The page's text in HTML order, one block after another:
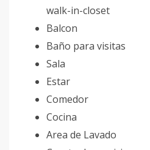
walk-in-closet
Balcon
Baño para visitas
Sala
Estar
Comedor
Cocina
Area de Lavado